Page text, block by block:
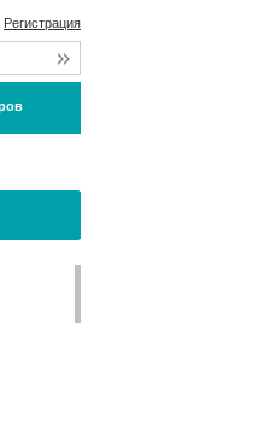
Регистрация